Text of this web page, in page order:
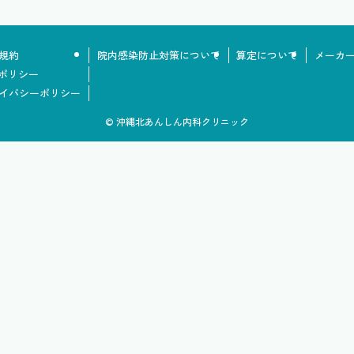
約
リシー
バシーポリシー
院内感染防止対策について 算定について メーカ
© 沖縄北あんしん内科クリニック